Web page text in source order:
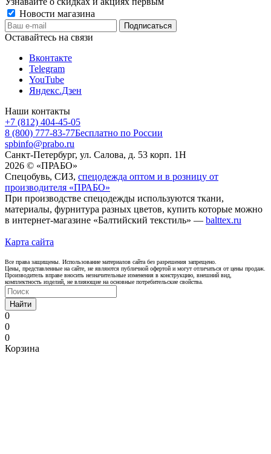
Новости магазина
Оставайтесь на связи
Вконтакте
Telegram
YouTube
Яндекс.Дзен
Наши контакты
+7 (812) 404-45-05
8 (800) 777-83-77Бесплатно по России
spbinfo@prabo.ru
Санкт-Петербург, ул. Салова, д. 53 корп. 1Н
2026 © «ПРАБО»
Спецобувь, СИЗ, спецодежда оптом и в розницу от
производителя «ПРАБО»
При производстве спецодежды используются ткани,
материалы, фурнитура разных цветов, купить которые можно
в интернет-магазине «Балтийский текстиль» — balttex.ru
Карта сайта
Все права защищены. Использование материалов сайта без разрешения запрещено.
Цены, представленные на сайте, не являются публичной офертой и могут отличаться от цены продаж.
Производитель вправе вносить незначительные изменения в конструкцию, внешний вид,
комплектность изделий, не влияющие на основные потребительские свойства.
Найти
0
0
0
Корзина